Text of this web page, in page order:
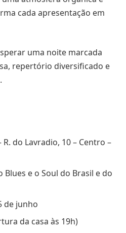
cada apresentação em
uma noite marcada
repertório diversificado e
do Lavradio, 10 – Centro –
Blues e o Soul do Brasil e do
de junho
da casa às 19h)